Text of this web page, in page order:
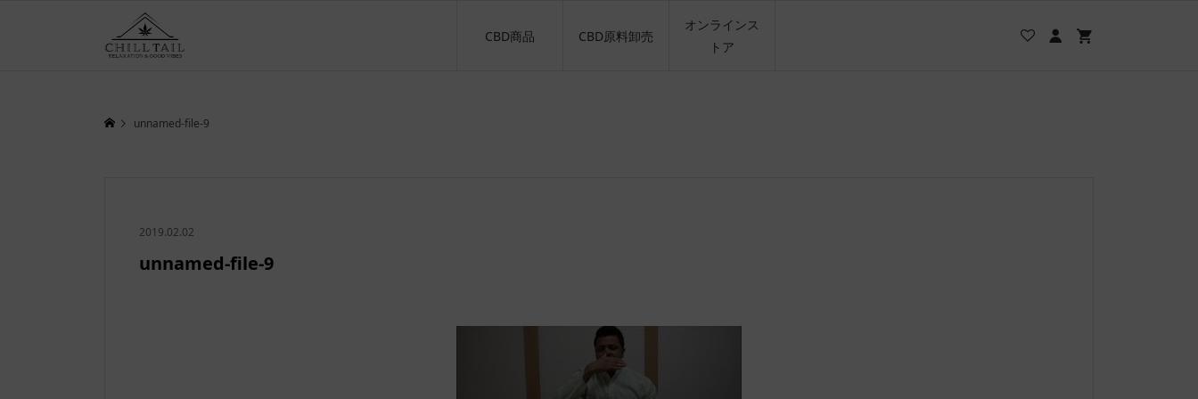
CBD商品 CBD原料卸売
オンラインス
トア
unnamed-file-9
2019.02.02
unnamed-file-9